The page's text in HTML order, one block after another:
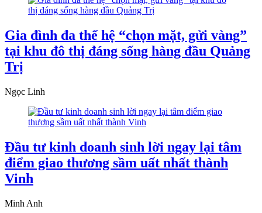
Gia đình đa thế hệ “chọn mặt, gửi vàng”
tại khu đô thị đáng sống hàng đầu Quảng
Trị
Ngọc Linh
Đầu tư kinh doanh sinh lời ngay lại tâm
điểm giao thương sầm uất nhất thành
Vinh
Minh Anh